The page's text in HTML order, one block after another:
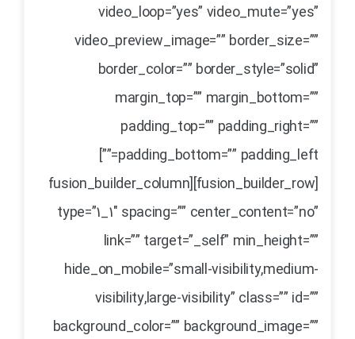
video_loop=”yes” video_mute=”yes”
video_preview_image=”” border_size=””
border_color=”” border_style=”solid”
margin_top=”” margin_bottom=””
padding_top=”” padding_right=””
padding_bottom=”” padding_left=””]
[fusion_builder_row][fusion_builder_column
type=”1_1″ spacing=”” center_content=”no”
link=”” target=”_self” min_height=””
hide_on_mobile=”small-visibility,medium-
visibility,large-visibility” class=”” id=””
background_color=”” background_image=””